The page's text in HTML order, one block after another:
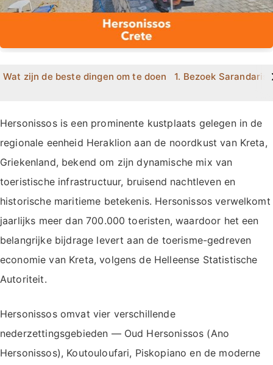
Wat zijn de beste dingen om te doen in Hersonissos?
1. Bezoek Sarandaris
Hersonissos is een prominente kustplaats gelegen in de
regionale eenheid Heraklion aan de noordkust van Kreta,
Griekenland, bekend om zijn dynamische mix van
toeristische infrastructuur, bruisend nachtleven en
historische maritieme betekenis. Hersonissos verwelkomt
jaarlijks meer dan 700.000 toeristen, waardoor het een
belangrijke bijdrage levert aan de toerisme-gedreven
economie van Kreta, volgens de Helleense Statistische
Autoriteit.
Hersonissos omvat vier verschillende
nederzettingsgebieden — Oud Hersonissos (Ano
Hersonissos), Koutouloufari, Piskopiano en de moderne